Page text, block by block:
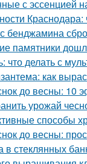
с эссенцией
бенджамина
памятники
что делать с
как
до весны: 10
урожай
способы
до весны:
в стеклянных